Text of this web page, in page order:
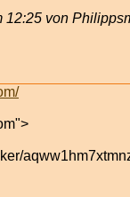
12:25 von